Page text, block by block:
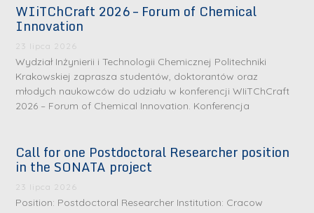
WIiTChCraft 2026 – Forum of Chemical
Innovation
23 lipca 2026
Wydział Inżynierii i Technologii Chemicznej Politechniki
Krakowskiej zaprasza studentów, doktorantów oraz
młodych naukowców do udziału w konferencji WIiTChCraft
2026 – Forum of Chemical Innovation. Konferencja
Call for one Postdoctoral Researcher position
in the SONATA project
23 lipca 2026
Position: Postdoctoral Researcher Institution: Cracow